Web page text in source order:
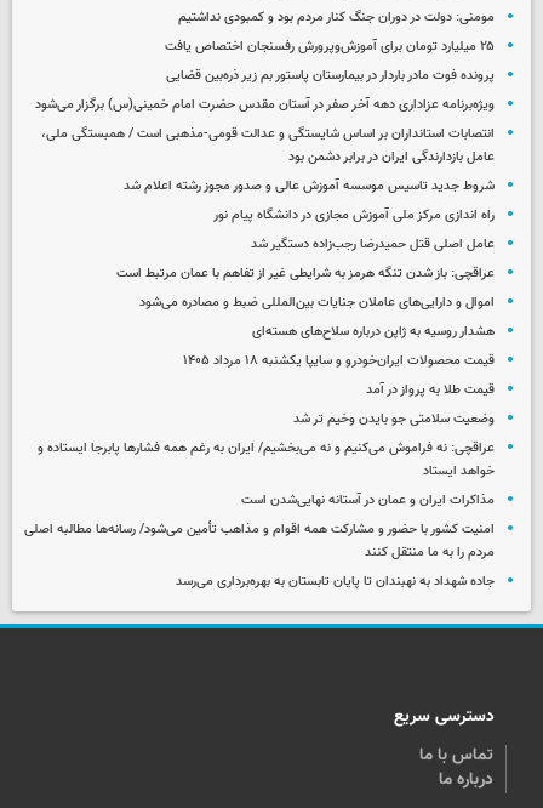
مومنی: دولت در دوران جنگ کنار مردم بود و کمبودی نداشتیم
۲۵ میلیارد تومان برای آموزش‌وپرورش رفسنجان اختصاص یافت
پرونده فوت مادر باردار در بیمارستان پاستور بم زیر ذره‌بین قضایی
ویژه‌برنامه عزاداری دهه آخر صفر در آستان مقدس حضرت امام خمینی(س) برگزار می‌شود
انتصابات استانداران بر اساس شایستگی و عدالت قومی-مذهبی است / همبستگی ملی،
عامل بازدارندگی ایران در برابر دشمن بود
شروط جدید تاسیس موسسه آموزش عالی و صدور مجوز رشته اعلام شد
راه اندازی مرکز ملی آموزش مجازی در دانشگاه پیام نور
عامل اصلی قتل حمیدرضا رجب‌زاده دستگیر شد
عراقچی: باز شدن تنگه هرمز به شرایطی غیر از تفاهم با عمان مرتبط است
اموال و دارایی‌های عاملان جنایات بین‌المللی ضبط و مصادره می‌شود
هشدار روسیه به ژاپن درباره سلاح‌های هسته‌ای
قیمت محصولات ایران‌خودرو و سایپا یکشنبه ۱۸ مرداد ۱۴۰۵
قیمت طلا به پرواز در آمد
وضعیت سلامتی جو بایدن وخیم تر شد
عراقچی: نه فراموش می‌کنیم و نه می‌بخشیم/ ایران به رغم همه فشارها پابرجا ایستاده و
خواهد ایستاد
مذاکرات ایران و عمان در آستانه نهایی‌شدن است
امنیت کشور با حضور و مشارکت همه اقوام و مذاهب تأمین می‌شود/ رسانه‌ها مطالبه اصلی
مردم را به ما منتقل کنند
جاده شهداد به نهبندان تا پایان تابستان به بهره‌برداری می‌رسد
دسترسی سریع
تماس با ما
درباره ما